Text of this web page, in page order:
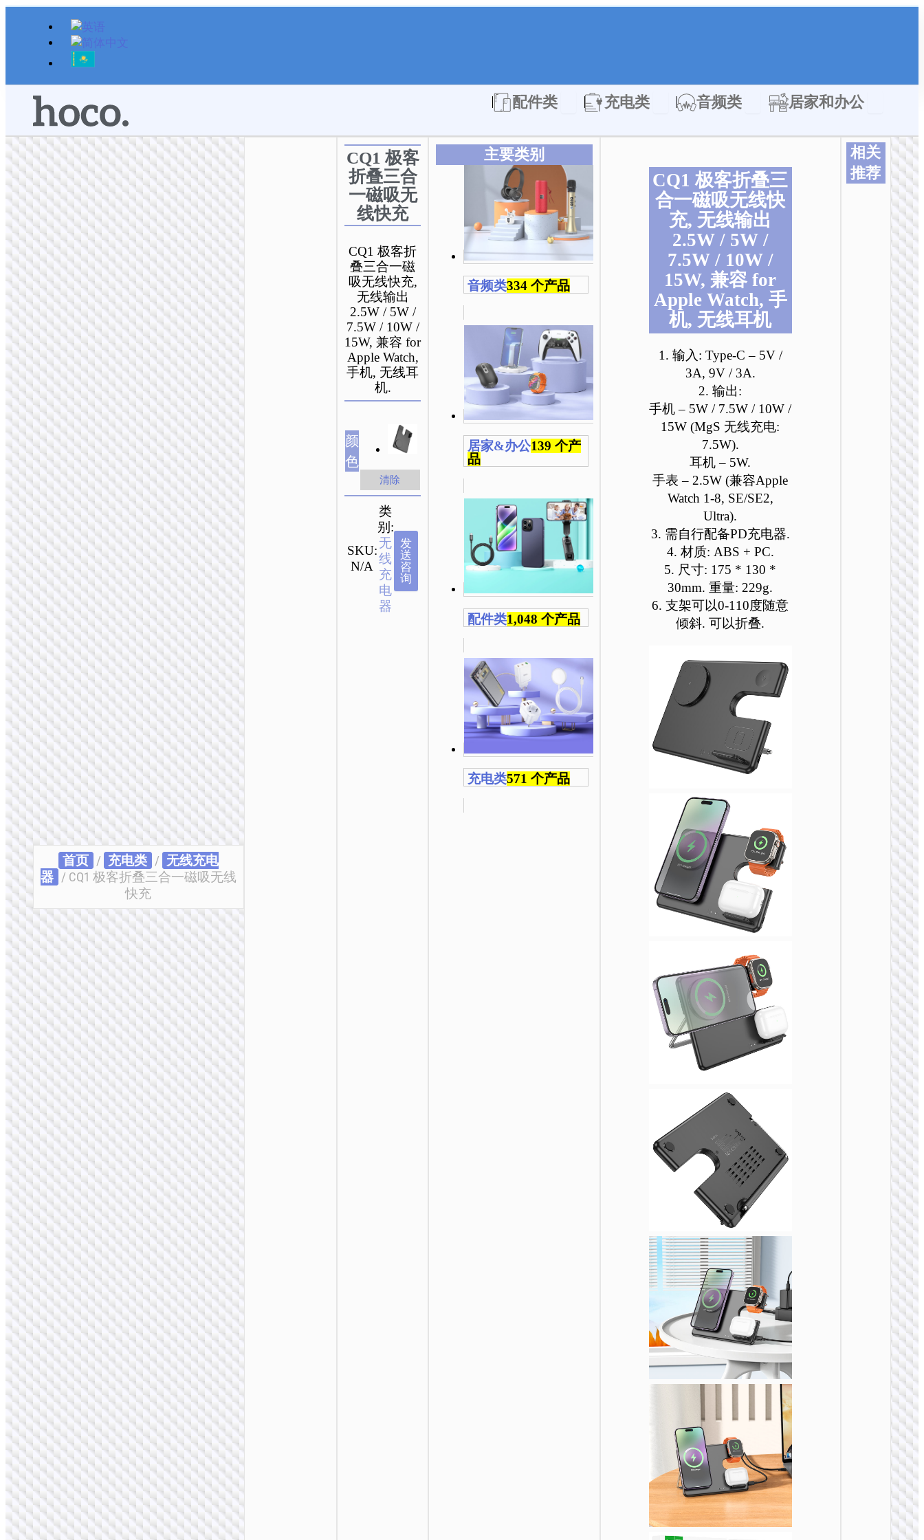
跳
配件类 Open 配件类充电类 Open 充电类音频类 Open 音频类居家和办公
首页 / 充电类 / 无线充电
器 / CQ1 极客折叠三合一磁吸无线
快充
CQ1 极客
折叠三合
一磁吸无
线快充
CQ1 极客折
叠三合一磁
吸无线快充,
无线输出
2.5W / 5W /
7.5W / 10W /
15W, 兼容 for
Apple Watch,
手机, 无线耳
机.
颜
色
清除
SKU:
N/A
类
别:
无
线
充
电
器
发
送
咨
询
主要类别
音频类334 个产品
居家&办公139 个产
品
配件类1,048 个产品
充电类571 个产品
CQ1 极客折叠三
合一磁吸无线快
充, 无线输出
2.5W / 5W /
7.5W / 10W /
15W, 兼容 for
Apple Watch, 手
机, 无线耳机
1. 输入: Type-C – 5V /
3A, 9V / 3A.
2. 输出:
手机 – 5W / 7.5W / 10W /
15W (MgS 无线充电:
7.5W).
耳机 – 5W.
手表 – 2.5W (兼容Apple
Watch 1-8, SE/SE2,
Ultra).
3. 需自行配备PD充电器.
4. 材质: ABS + PC.
5. 尺寸: 175 * 130 *
30mm. 重量: 229g.
6. 支架可以0-110度随意
倾斜. 可以折叠.
相关
推荐
无线
CW65
一桌面
2 IN 1
CW64
电
无线
CW62
带线桌
充
充电
合一
无线
CW63
Qi2.2
快充
无线
CQ3
三合一
快